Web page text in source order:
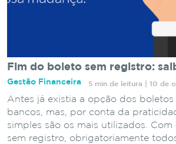
Fim do boleto sem registro:
Gestão Financeira 5 min de leitura | 10 de
Antes já existia a opção dos
bancos, mas, por conta da
simples são os mais utilizados.
sem registro, obrigatoriamente